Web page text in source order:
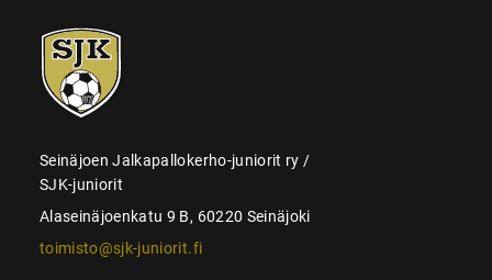
SJK-
juniorit
Seinäjoen Jalkapallokerho-juniorit ry /
SJK-juniorit
Alaseinäjoenkatu 9 B, 60220 Seinäjoki
toimisto@sjk-juniorit.fi